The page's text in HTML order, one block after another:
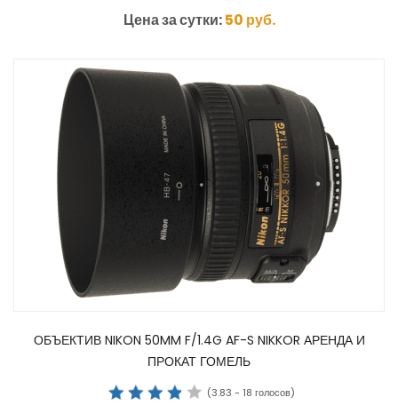
Цена за сутки:50 руб.
ОБЪЕКТИВ NIKON 50MM F/1.4G AF-S NIKKOR АРЕНДА И
ПРОКАТ ГОМЕЛЬ
(3.83 - 18 голосов)